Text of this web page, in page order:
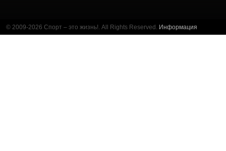
© 2009-2026 Спорт – это жизнь!. All Rights Reserved. Информация